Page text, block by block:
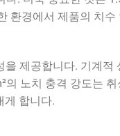
환경에서 제품의 치수
제공합니다. 기계적
의 노치 충격 강도는
게 합니다.